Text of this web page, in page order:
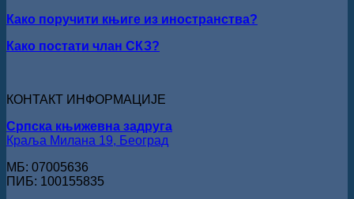
Кирилов
Како поручити књиге из иностранства?
Како постати члан СКЗ?
КОНТАКТ ИНФОРМАЦИЈЕ
Српска књижевна задруга
Краља Милана 19, Београд
МБ: 07005636
ПИБ: 100155835